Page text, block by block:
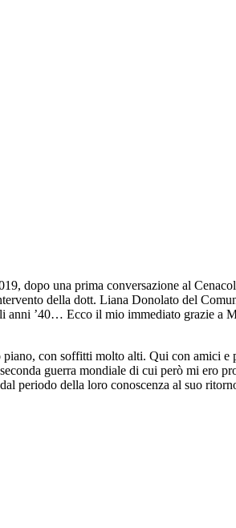
dopo una prima conversazione al
della dott. Liana Donolato del
’40… Ecco il mio immediato grazie a
con soffitti molto alti. Qui con amici e
guerra mondiale di cui però mi ero
periodo della loro conoscenza al suo